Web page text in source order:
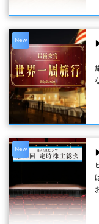
New
New